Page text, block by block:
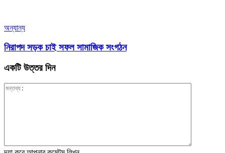
অন্যান্য
নিরাপদ সড়ক চাই সফল সামাজিক সংগঠন
একটি উত্তর দিন